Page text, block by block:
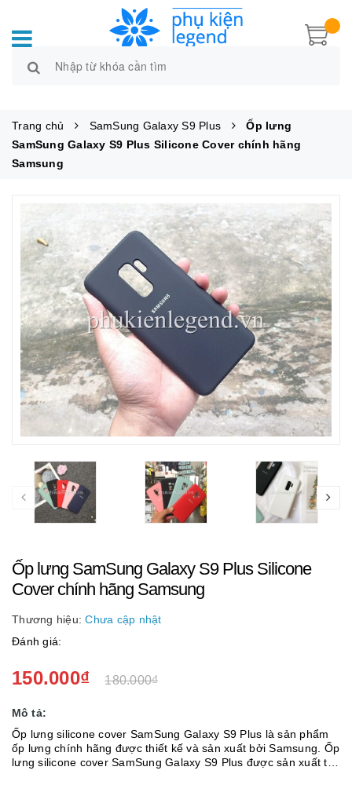
Trang chủ SamSung Galaxy S9 Plus
Ốp lưng
SamSung Galaxy S9 Plus Silicone Cover chính hãng
Samsung
Ốp lưng SamSung Galaxy S9 Plus Silicone
Cover chính hãng Samsung
Thương hiệu: Chưa cập nhật
Đánh giá:
150.000₫ 180.000₫
Mô tả:
Ốp lưng silicone cover SamSung Galaxy S9 Plus là sản phẩm
ốp lưng chính hãng được thiết kế và sản xuất bởi Samsung. Ốp
lưng silicone cover SamSung Galaxy S9 Plus được sản xuất từ